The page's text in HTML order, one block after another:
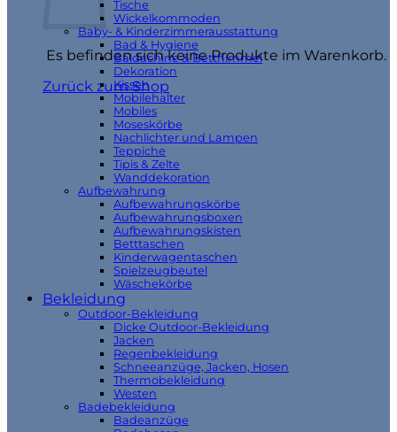
Es befinden sich keine Produkte im Warenkorb.
Zurück zum Shop
Tische
Wickelkommoden
Baby- & Kinderzimmerausstattung
Bad & Hygiene
Baldachine & Betthimmel
Dekoration
Kissen
Mobilehalter
Mobiles
Moseskörbe
Nachlichter und Lampen
Teppiche
Tipis & Zelte
Wanddekoration
Aufbewahrung
Aufbewahrungskörbe
Aufbewahrungsboxen
Aufbewahrungskisten
Betttaschen
Kinderwagentaschen
Spielzeugbeutel
Wäschekörbe
Bekleidung
Outdoor-Bekleidung
Dicke Outdoor-Bekleidung
Jacken
Regenbekleidung
Schneeanzüge, Jacken, Hosen
Thermobekleidung
Westen
Badebekleidung
Badeanzüge